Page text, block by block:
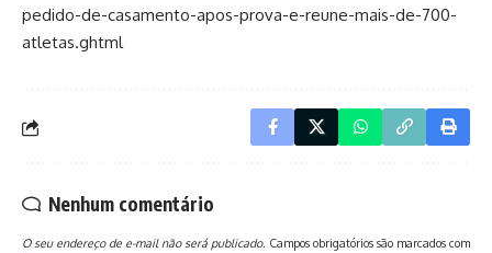
pedido-de-casamento-apos-prova-e-reune-mais-de-700-
atletas.ghtml
Nenhum comentário
O seu endereço de e-mail não será publicado. Campos obrigatórios são marcados com